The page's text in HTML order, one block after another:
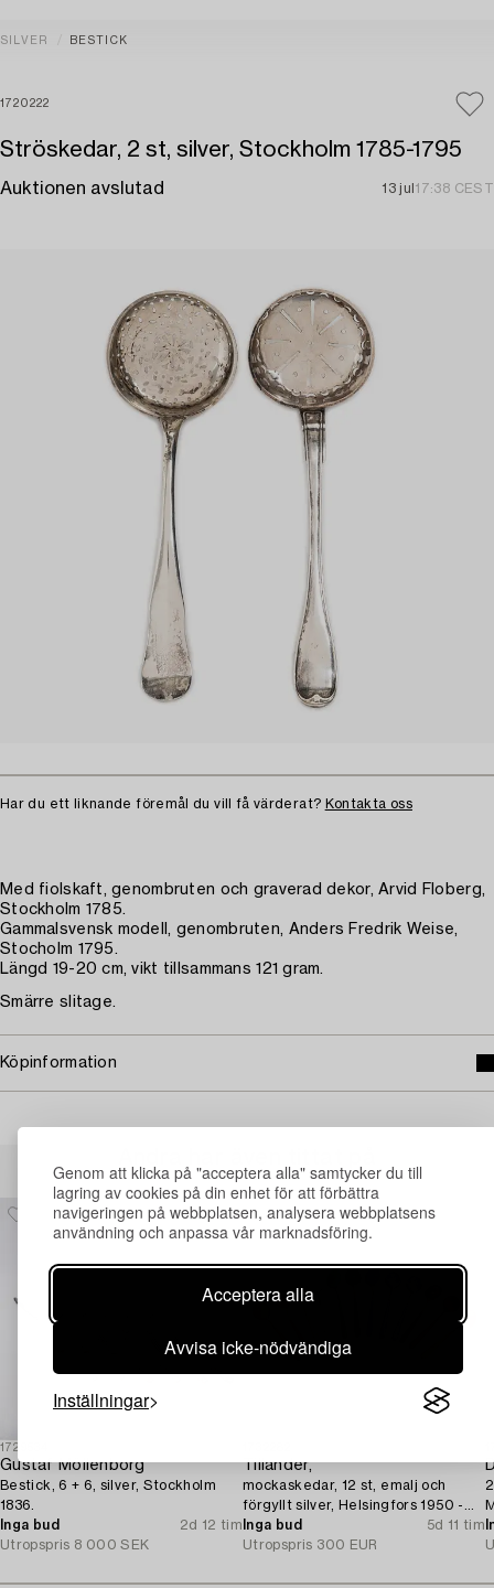
Genom att klicka på "acceptera alla" samtycker du till
lagring av cookies på din enhet för att förbättra
navigeringen på webbplatsen, analysera webbplatsens
användning och anpassa vår marknadsföring.
Acceptera alla
Avvisa icke-nödvändiga
Inställningar
SILVER BESTICK
1720222
Ströskedar, 2 st, silver, Stockholm 1785-1795
Auktionen avslutad 13 jul 17:38 CEST
Har du ett liknande föremål du vill få värderat? Kontakta oss
Med fiolskaft, genombruten och graverad dekor, Arvid Floberg,
Stockholm 1785.
Gammalsvensk modell, genombruten, Anders Fredrik Weise,
Stocholm 1795.
Längd 19-20 cm, vikt tillsammans 121 gram.
Smärre slitage.
Köpinformation
1729534
Gustaf Möllenborg
Bestick, 6 + 6, silver, Stockholm
1836.
Inga bud
2d 12 tim
Utropspris 8 000 SEK
Tillander,
mockaskedar, 12 st, emalj och
förgyllt silver, Helsingfors 1950 -
1962.
Inga bud
5d 11 tim
Utropspris 300 EUR